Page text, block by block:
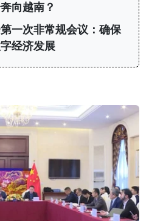
向越南？
一次非常规会议：确保
经济发展